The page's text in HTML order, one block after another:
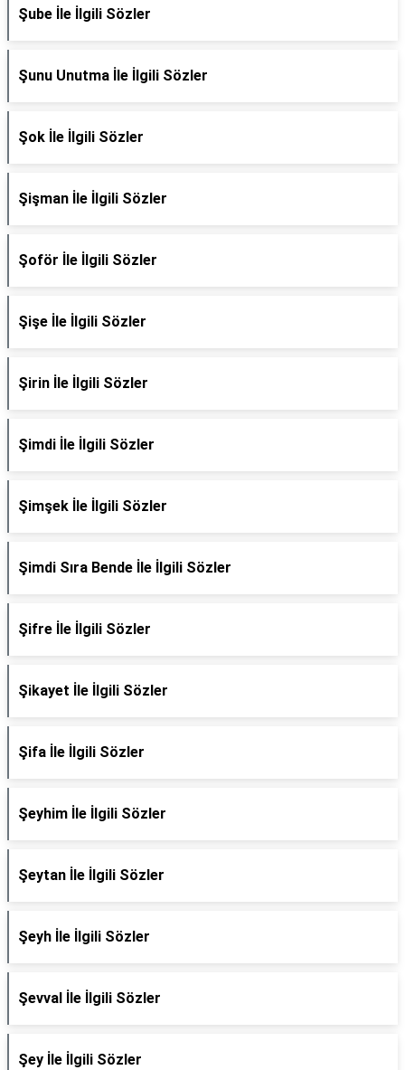
Şube İle İlgili Sözler
Şunu Unutma İle İlgili Sözler
Şok İle İlgili Sözler
Şişman İle İlgili Sözler
Şoför İle İlgili Sözler
Şişe İle İlgili Sözler
Şirin İle İlgili Sözler
Şimdi İle İlgili Sözler
Şimşek İle İlgili Sözler
Şimdi Sıra Bende İle İlgili Sözler
Şifre İle İlgili Sözler
Şikayet İle İlgili Sözler
Şifa İle İlgili Sözler
Şeyhim İle İlgili Sözler
Şeytan İle İlgili Sözler
Şeyh İle İlgili Sözler
Şevval İle İlgili Sözler
Şey İle İlgili Sözler